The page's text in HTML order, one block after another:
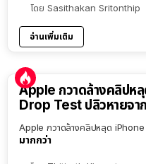
โดย Sasithakan Sritonthip
อ่านเพิ่มเติม
Apple กวาดล้างคลิปห
Drop Test ปลิวหายจา
Apple กวาดล้างคลิปหลุด
มากกว่า